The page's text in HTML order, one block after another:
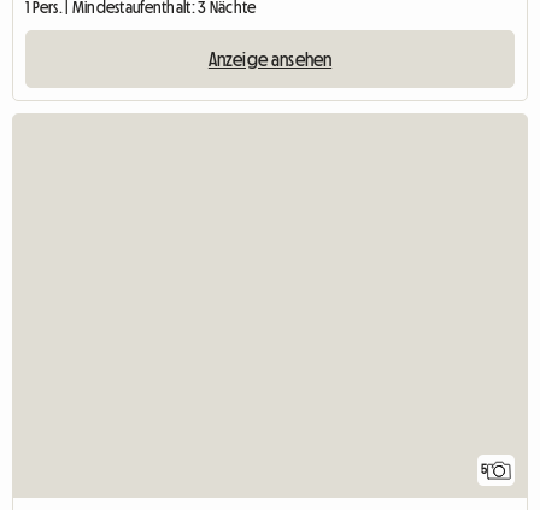
1 Pers. | Mindestaufenthalt: 3 Nächte
Anzeige ansehen
5